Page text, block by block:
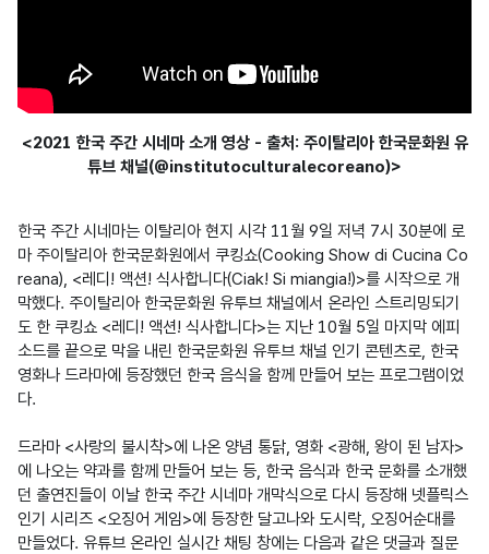
<2021 한국 주간 시네마 소개 영상 - 출처: 주이탈리아 한국문화원 유
튜브 채널(@institutoculturalecoreano)>
한국 주간 시네마는 이탈리아 현지 시각 11월 9일 저녁 7시 30분에 로
마 주이탈리아 한국문화원에서 쿠킹쇼(Cooking Show di Cucina Co
reana), <레디! 액션! 식사합니다(Ciak! Si miangia!)>를 시작으로 개
막했다. 주이탈리아 한국문화원 유투브 채널에서 온라인 스트리밍되기
도 한 쿠킹쇼 <레디! 액션! 식사합니다>는 지난 10월 5일 마지막 에피
소드를 끝으로 막을 내린 한국문화원 유투브 채널 인기 콘텐츠로, 한국
영화나 드라마에 등장했던 한국 음식을 함께 만들어 보는 프로그램이었
다.
드라마 <사랑의 불시착>에 나온 양념 통닭, 영화 <광해, 왕이 된 남자>
에 나오는 약과를 함께 만들어 보는 등, 한국 음식과 한국 문화를 소개했
던 출연진들이 이날 한국 주간 시네마 개막식으로 다시 등장해 넷플릭스
인기 시리즈 <오징어 게임>에 등장한 달고나와 도시락, 오징어순대를
만들었다. 유튜브 온라인 실시간 채팅 창에는 다음과 같은 댓글과 질문